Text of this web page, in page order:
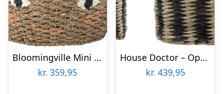
Bloomingville Mini – Lill Opbevaringskurv Til Børn – Brun – Bankuan Grass
kr. 359,95
House Doctor – Opbevaringskurve Med Låg – Shoo – Brunstribet – 2 Stk
kr. 439,95